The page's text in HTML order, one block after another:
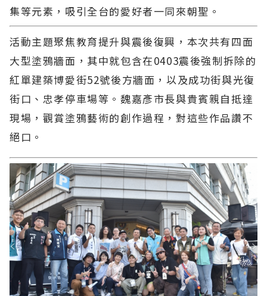
集等元素，吸引全台的愛好者一同來朝聖。
活動主題聚焦教育提升與震後復興，本次共有四面
大型塗鴉牆面，其中就包含在0403震後強制拆除的
紅單建築博愛街52號後方牆面，以及成功街與光復
街口、忠孝停車場等。魏嘉彥市長與貴賓親自抵達
現場，觀賞塗鴉藝術的創作過程，對這些作品讚不
絕口。